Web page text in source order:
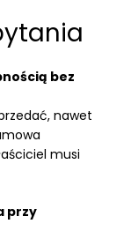
bez
nawet
musi
przy